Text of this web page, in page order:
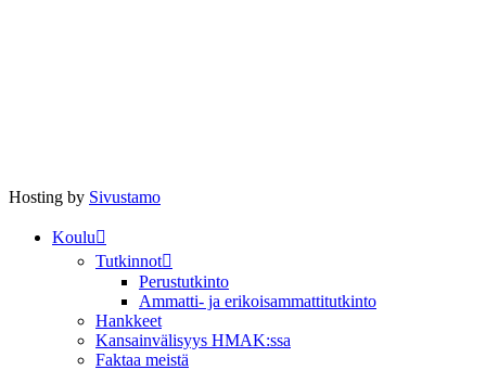
Hosting by Sivustamo
Koulu
Tutkinnot
Perustutkinto
Ammatti- ja erikoisammattitutkinto
Hankkeet
Kansainvälisyys HMAK:ssa
Faktaa meistä